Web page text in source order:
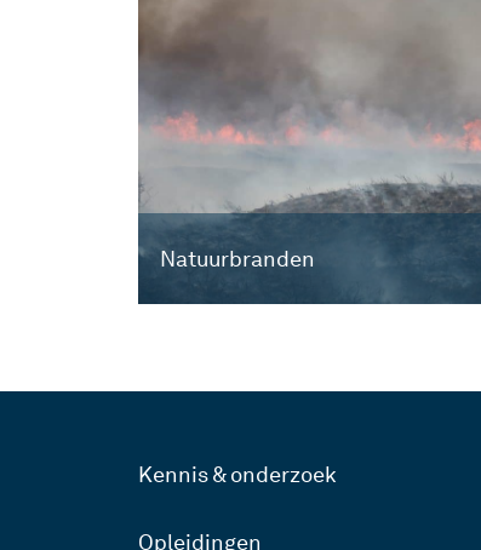
Natuurbranden
Kennis & onderzoek
Opleidingen